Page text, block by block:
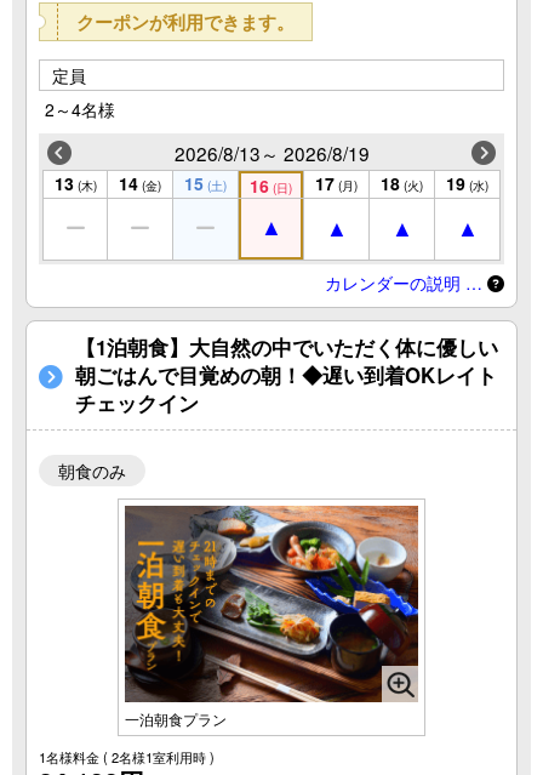
クーポンが利用できます。
定員
2～4名様
2026/8/13～ 2026/8/19
13 (木) 14 (金) 15 (土) 16 (日) 17 (月) 18 (火) 19 (水)
カレンダーの説明 …
【1泊朝食】大自然の中でいただく体に優しい
朝ごはんで目覚めの朝！◆遅い到着OKレイト
チェックイン
朝食のみ
一泊朝食プラン
1名様料金( 2名様1室利用時 )